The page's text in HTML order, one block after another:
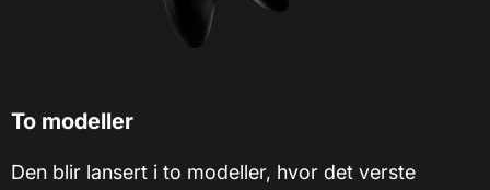
To modeller
Den blir lansert i to modeller, hvor det verste